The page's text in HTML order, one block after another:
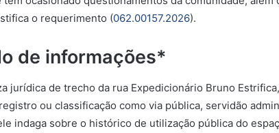
o requerimento (062.00157.2026).
de informações*
jurídica de trecho da rua Expedicionário Bruno
ou classificação como via pública, servidão
indaga sobre o histórico de utilização pública do